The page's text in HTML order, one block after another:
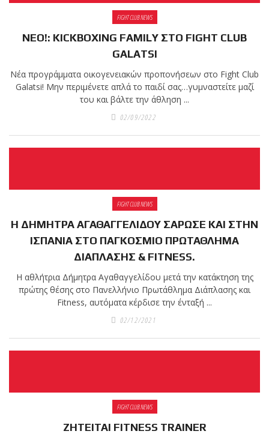
δύσκολο
αγώνα της καριέρας της,
διεκδικεί τον 6ο
απέναντι στην Phetjeeja
για το ONE Atomweight
Kickboxing World
Νέα
Ιωάννη
Θεοφάνους
με την υποστήριξη της
Sejoy Hellas.
του Fight
Club Galatsi
τις καλοκαιρινές
Με μεγάλη
επιτυχία
FIGHT CLUB NEWS
ΝΕΟ!: KICKBOXING FAMILY ΣΤΟ FIGHT CLUB
GALATSI
Νέα προγράμματα οικογενειακών προπονήσεων στο Fight Club
Galatsi! Μην περιμένετε απλά το παιδί σας…γυμναστείτε μαζί
του και βάλτε την άθληση ...
02/09/2022
FIGHT CLUB NEWS
Η ΔΗΜΗΤΡΑ ΑΓΑΘΑΓΓΕΛΙΔΟΥ ΣΑΡΩΣΕ ΚΑΙ ΣΤΗΝ
ΙΣΠΑΝΙΑ ΣΤΟ ΠΑΓΚΟΣΜΙΟ ΠΡΩΤΑΘΛΗΜΑ
ΔΙΑΠΛΑΣΗΣ & FITNESS.
Η αθλήτρια Δήμητρα Αγαθαγγελίδου μετά την κατάκτηση της
πρώτης θέσης στο Πανελλήνιο Πρωτάθλημα Διάπλασης και
Fitness, αυτόματα κέρδισε την ένταξή ...
02/12/2021
FIGHT CLUB NEWS
ΖΗΤΕΙΤΑΙ FITNESS TRAINER